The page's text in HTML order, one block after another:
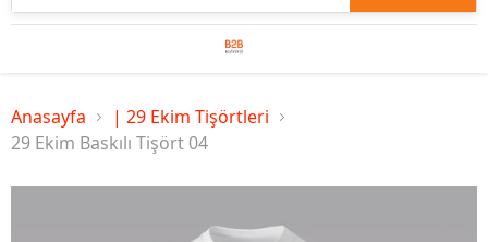
Anasayfa
| 29 Ekim Tişörtleri
29 Ekim Baskılı Tişört 04